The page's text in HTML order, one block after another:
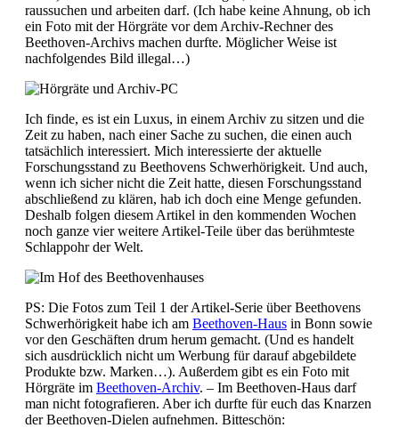
raussuchen und arbeiten darf. (Ich habe keine Ahnung, ob ich
ein Foto mit der Hörgräte vor dem Archiv-Rechner des
Beethoven-Archivs machen durfte. Möglicher Weise ist
nachfolgendes Bild illegal…)
Ich finde, es ist ein Luxus, in einem Archiv zu sitzen und die
Zeit zu haben, nach einer Sache zu suchen, die einen auch
tatsächlich interessiert. Mich interessierte der aktuelle
Forschungsstand zu Beethovens Schwerhörigkeit. Und auch,
wenn ich sicher nicht die Zeit hatte, diesen Forschungsstand
abschließend zu klären, hab ich doch eine Menge gefunden.
Deshalb folgen diesem Artikel in den kommenden Wochen
noch ganze vier weitere Artikel-Teile über das berühmteste
Schlappohr der Welt.
PS: Die Fotos zum Teil 1 der Artikel-Serie über Beethovens
Schwerhörigkeit habe ich am Beethoven-Haus in Bonn sowie
vor den Geschäften drum herum gemacht. (Und es handelt
sich ausdrücklich nicht um Werbung für darauf abgebildete
Produkte bzw. Marken…). Außerdem gibt es ein Foto mit
Hörgräte im Beethoven-Archiv. – Im Beethoven-Haus darf
man nicht fotografieren. Aber ich durfte für euch das Knarzen
der Beethoven-Dielen aufnehmen. Bitteschön: